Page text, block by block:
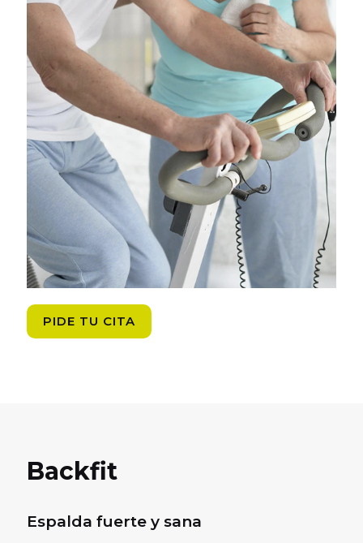
PIDE TU CITA
Backfit
Espalda fuerte y sana